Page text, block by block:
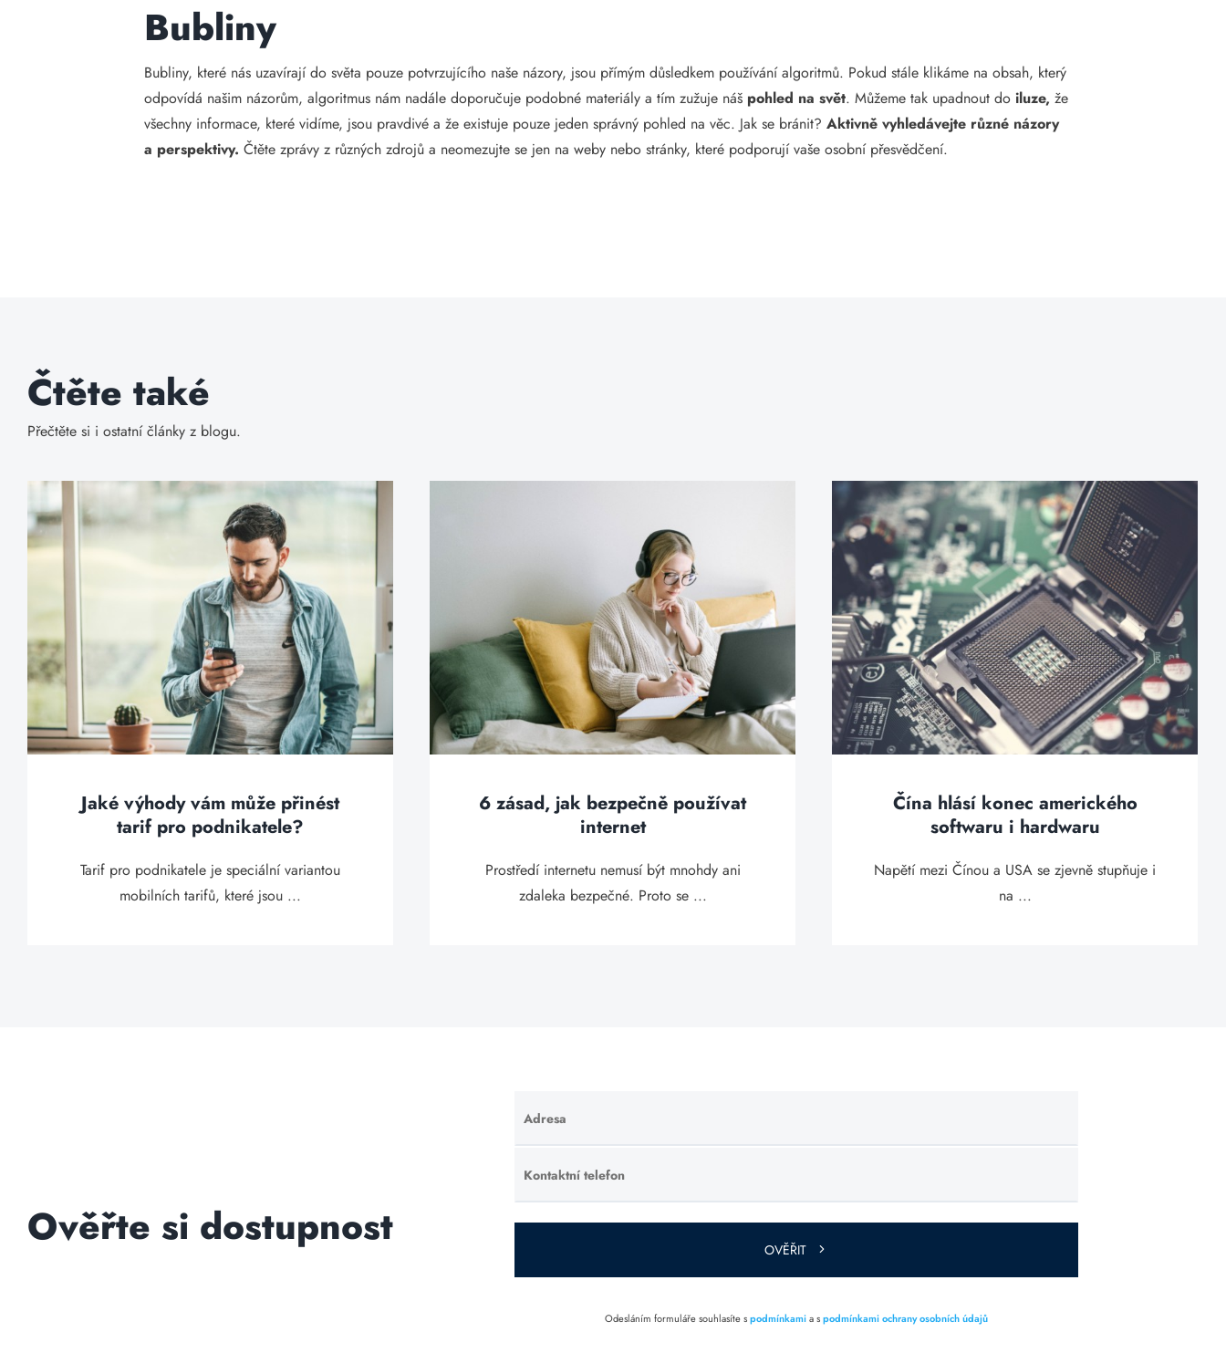
Bubliny
Bubliny, které nás uzavírají do světa pouze potvrzujícího naše názory, jsou přímým důsledkem používání algoritmů. Pokud stále klikáme na obsah, který
odpovídá našim názorům, algoritmus nám nadále doporučuje podobné materiály a tím zužuje náš pohled na svět. Můžeme tak upadnout do iluze, že
všechny informace, které vidíme, jsou pravdivé a že existuje pouze jeden správný pohled na věc. Jak se bránit?Aktivně vyhledávejte různé názory
a perspektivy. Čtěte zprávy z různých zdrojů a neomezujte se jen na weby nebo stránky, které podporují vaše osobní přesvědčení.
Čtěte také
Přečtěte si i ostatní články z blogu.
Jaké výhody vám může přinést
tarif pro podnikatele?
Tarif pro podnikatele je speciální variantou
mobilních tarifů, které jsou ...
6 zásad, jak bezpečně používat
internet
Prostředí internetu nemusí být mnohdy ani
zdaleka bezpečné. Proto se ...
Čína hlásí konec amerického
softwaru i hardwaru
Napětí mezi Čínou a USA se zjevně stupňuje i
na ...
Ověřte si dostupnost
Adresa
Ponechte
toto pole
prázdné.
Kontaktní telefon
Ponechte
toto pole
prázdné.
OVĚŘIT
Odesláním formuláře souhlasíte spodmínkamia spodmínkami ochrany osobních údajů